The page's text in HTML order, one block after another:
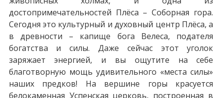
достопримечательностей Плёса – Соборная гора.
Сегодня это культурный и духовный центр Плёса, а
в древности – капище бога Велеса, подателя
богатства и силы. Даже сейчас этот уголок
заряжает энергией, и вы ощутите на себе
благотворную мощь удивительного «места силы»
наших предков! На вершине горы красуется
белокаменная Успенская церковь, построенная в